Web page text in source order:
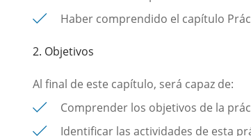
Haber comprendido el capítulo
2. Objetivos
Al final de este capítulo, será capaz de:
Comprender los objetivos de la
Identificar las actividades de esta